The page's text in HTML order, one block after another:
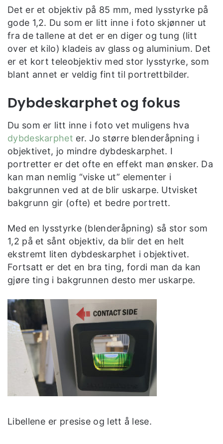
Det er et objektiv på 85 mm, med lysstyrke på
gode 1,2. Du som er litt inne i foto skjønner ut
fra de tallene at det er en diger og tung (litt
over et kilo) kladeis av glass og aluminium. Det
er et kort teleobjektiv med stor lysstyrke, som
blant annet er veldig fint til portrettbilder.
Dybdeskarphet og fokus
Du som er litt inne i foto vet muligens hva
dybdeskarphet er. Jo større blenderåpning i
objektivet, jo mindre dybdeskarphet. I
portretter er det ofte en effekt man ønsker. Da
kan man nemlig “viske ut” elementer i
bakgrunnen ved at de blir uskarpe. Utvisket
bakgrunn gir (ofte) et bedre portrett.
Med en lysstyrke (blenderåpning) så stor som
1,2 på et sånt objektiv, da blir det en helt
ekstremt liten dybdeskarphet i objektivet.
Fortsatt er det en bra ting, fordi man da kan
gjøre ting i bakgrunnen desto mer uskarpe.
Libellene er presise og lett å lese.